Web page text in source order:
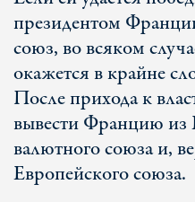
президентом
cоюз, во всяком
окажется в крайне
После прихода к
вывести Францию из
валютного союза и,
Европейского союза.